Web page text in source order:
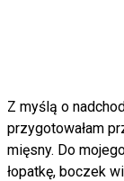
Z myślą o
przygotowałam
mięsny. Do
łopatkę, boczek